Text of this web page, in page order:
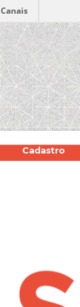
Canais
Cadastro